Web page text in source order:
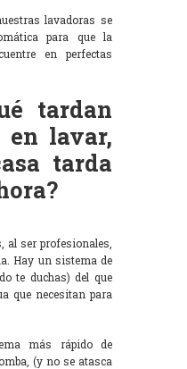
lavadoras se
para que la
en perfectas
tardan
en lavar,
tarda
al ser profesionales,
Hay un sistema de
te duchas) del que
que necesitan para
más rápido de
(y no se atasca